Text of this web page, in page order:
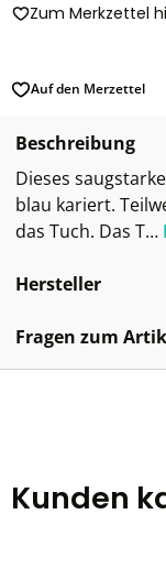
Zum Merkzettel
Auf den Merzettel
Beschreibung
Dieses
blau kariert.
das Tuch. Das T…
Hersteller
Fragen zum
Kunden